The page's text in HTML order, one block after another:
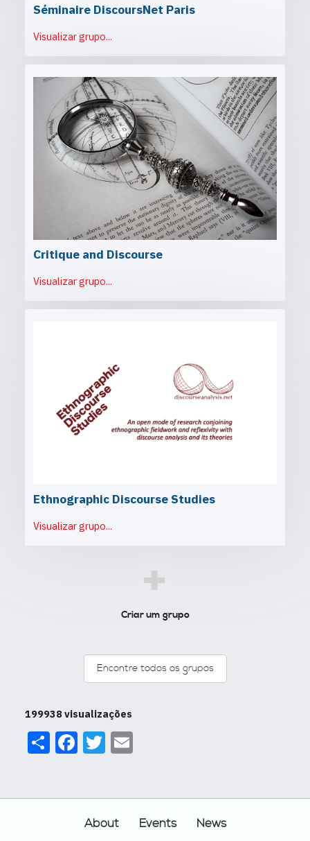
Séminaire DiscoursNet Paris
Visualizar grupo...
Critique and Discourse
Visualizar grupo...
Ethnographic Discourse Studies
Visualizar grupo...
+
Criar um grupo
Encontre todos os grupos
199938 visualizações
ShareFacebook
Twitter
About Events News